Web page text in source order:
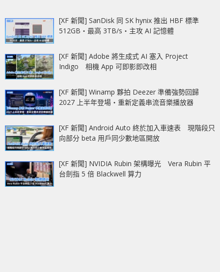
[XF 新聞] SanDisk 同 SK hynix 推出 HBF 標準
512GB‧最高 3TB/s‧主攻 AI 記憶體
[XF 新聞] Adobe 將生成式 AI 塞入 Project
Indigo 相機 App 可即影即改相
[XF 新聞] Winamp 夥拍 Deezer 準備強勢回歸
2027 上半年登場‧重新定義串流音樂播放器
[XF 新聞] Android Auto 終於加入車速表 現階段只
向部分 beta 用戶同少數地區開放
[XF 新聞] NVIDIA Rubin 架構曝光 Vera Rubin 平
台劍指 5 倍 Blackwell 算力